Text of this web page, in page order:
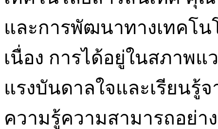
และการพัฒนาทางเทคโน
เนื่อง การได้อยู่ในสภาพ
แรงบันดาลใจและเรียนรู้
ความรู้ความสามารถอย่า